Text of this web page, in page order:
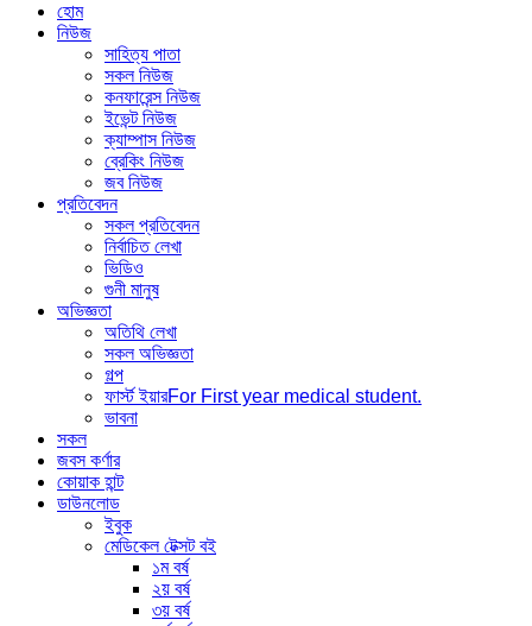
হোম
নিউজ
সাহিত্য পাতা
সকল নিউজ
কনফারেন্স নিউজ
ইভেন্ট নিউজ
ক্যাম্পাস নিউজ
ব্রেকিং নিউজ
জব নিউজ
প্রতিবেদন
সকল প্রতিবেদন
নির্বাচিত লেখা
ভিডিও
গুনী মানুষ
অভিজ্ঞতা
অতিথি লেখা
সকল অভিজ্ঞতা
গল্প
ফার্স্ট ইয়ারFor First year medical student.
ভাবনা
সকল
জবস কর্ণার
কোয়াক হান্ট
ডাউনলোড
ইবুক
মেডিকেল টেক্সট বই
১ম বর্ষ
২য় বর্ষ
৩য় বর্ষ